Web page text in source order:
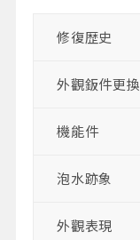
修復歴史
外觀鈑件更換
機能件
泡水跡象
外觀表現